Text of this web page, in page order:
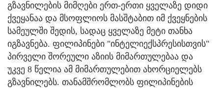
გზავნილების მიმღები ერთ-ერთი ყველაზე დიდი
ქვეყანაა და მსოფლიოს მასშტაბით იმ ქვეყნების
სამეულში შედის, სადაც ყველაზე მეტი თანხა
იგზავნება. ფილიპინები "ინტელიექსპრესისთვის"
პირველი შორეული აზიის მიმართულებაა და
უკვე 8 წელია ამ მიმართულებით ახორციელებს
გზავნილებს. თანამშრომლობს ფილიპინების